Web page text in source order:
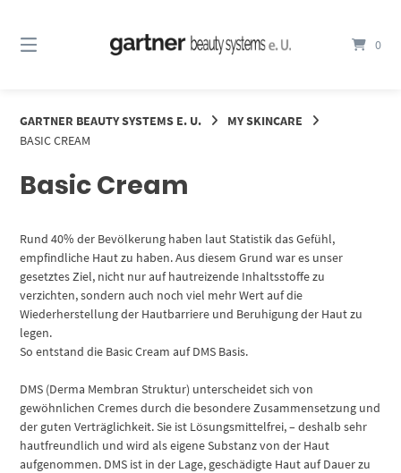
Inhalt
0
GARTNER BEAUTY SYSTEMS E. U.
MY SKINCARE
BASIC CREAM
Basic Cream
Rund 40% der Bevölkerung haben laut Statistik das Gefühl,
empfindliche Haut zu haben. Aus diesem Grund war es unser
gesetztes Ziel, nicht nur auf hautreizende Inhaltsstoffe zu
verzichten, sondern auch noch viel mehr Wert auf die
Wiederherstellung der Hautbarriere und Beruhigung der Haut zu
legen.
So entstand die Basic Cream auf DMS Basis.
DMS (Derma Membran Struktur) unterscheidet sich von
gewöhnlichen Cremes durch die besondere Zusammensetzung und
der guten Verträglichkeit. Sie ist Lösungsmittelfrei, – deshalb sehr
hautfreundlich und wird als eigene Substanz von der Haut
aufgenommen. DMS ist in der Lage, geschädigte Haut auf Dauer zu